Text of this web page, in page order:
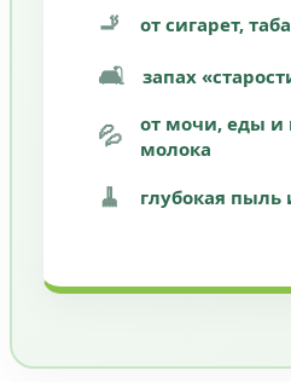
🚬 от сигарет,
🛋️ запах
💦
от мочи, еды и
молока
🧹 глубокая пыль